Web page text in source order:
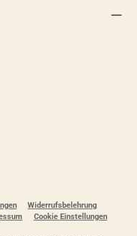
Widerrufsbelehrung
Cookie Einstellungen